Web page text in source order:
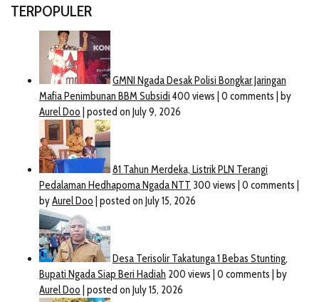
TERPOPULER